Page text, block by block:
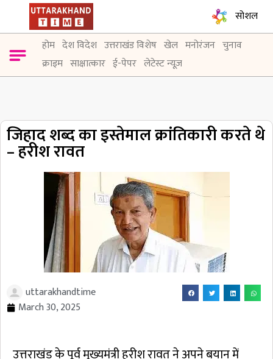
सोशल
होम देश विदेश उत्तराखंड विशेष खेल मनोरंजन चुनाव
क्राइम साक्षात्कार ई-पेपर लेटेस्ट न्यूज़
जिहाद शब्द का इस्तेमाल क्रांतिकारी करते थे
– हरीश रावत
uttarakhandtime
March 30, 2025